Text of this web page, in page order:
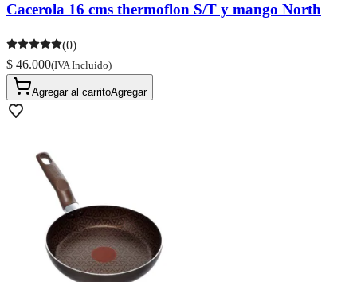
Cacerola 16 cms thermoflon S/T y mango North
(0)
$ 46.000(IVA Incluido)
Agregar al carritoAgregar